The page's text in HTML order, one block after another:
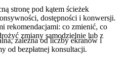
stronę pod kątem ścieżek
dostępności i konwersji.
rekomendacjami: co zmienić, co
zmiany samodzielnie lub z
zależna od liczby ekranów i
od bezpłatnej konsultacji.